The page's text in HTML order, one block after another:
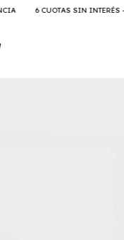
6 CUOTAS SIN INTERÉS -